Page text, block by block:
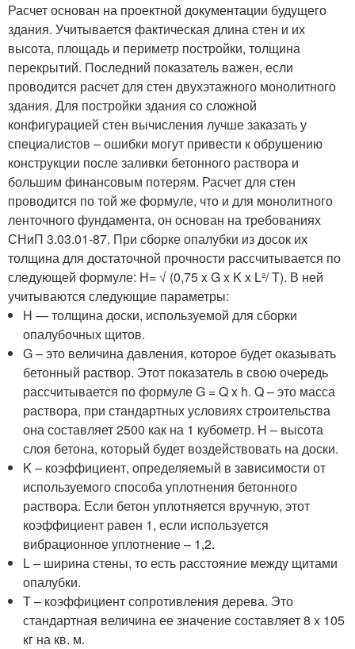
Расчет основан на проектной документации будущего
здания. Учитывается фактическая длина стен и их
высота, площадь и периметр постройки, толщина
перекрытий. Последний показатель важен, если
проводится расчет для стен двухэтажного монолитного
здания. Для постройки здания со сложной
конфигурацией стен вычисления лучше заказать у
специалистов – ошибки могут привести к обрушению
конструкции после заливки бетонного раствора и
большим финансовым потерям. Расчет для стен
проводится по той же формуле, что и для монолитного
ленточного фундамента, он основан на требованиях
СНиП 3.03.01-87. При сборке опалубки из досок их
толщина для достаточной прочности рассчитывается по
следующей формуле: H= √ (0,75 x G x K x L²/ T). В ней
учитываются следующие параметры:
H — толщина доски, используемой для сборки
опалубочных щитов.
G – это величина давления, которое будет оказывать
бетонный раствор. Этот показатель в свою очередь
рассчитывается по формуле G = Q x h. Q – это масса
раствора, при стандартных условиях строительства
она составляет 2500 как на 1 кубометр. H – высота
слоя бетона, который будет воздействовать на доски.
K – коэффициент, определяемый в зависимости от
используемого способа уплотнения бетонного
раствора. Если бетон уплотняется вручную, этот
коэффициент равен 1, если используется
вибрационное уплотнение – 1,2.
L – ширина стены, то есть расстояние между щитами
опалубки.
T – коэффициент сопротивления дерева. Это
стандартная величина ее значение составляет 8 x 105
кг на кв. м.